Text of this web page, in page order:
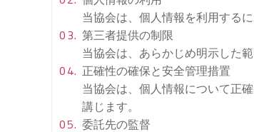
当協会は、個人情報を利用する
第三者提供の制限
当協会は、あらかじめ明示した
正確性の確保と安全管理措置
当協会は、個人情報について正
講じます。
委託先の監督